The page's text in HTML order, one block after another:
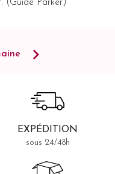
(Guide Parker)
EXPÉDITION
sous 24/48h